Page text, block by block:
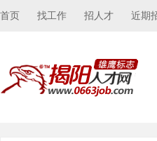
首页 找工作 招人才 近期